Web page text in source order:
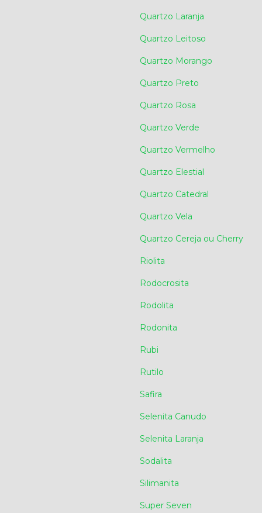
Quartzo Laranja
Quartzo Leitoso
Quartzo Morango
Quartzo Preto
Quartzo Rosa
Quartzo Verde
Quartzo Vermelho
Quartzo Elestial
Quartzo Catedral
Quartzo Vela
Quartzo Cereja ou Cherry
Riolita
Rodocrosita
Rodolita
Rodonita
Rubi
Rutilo
Safira
Selenita Canudo
Selenita Laranja
Sodalita
Silimanita
Super Seven